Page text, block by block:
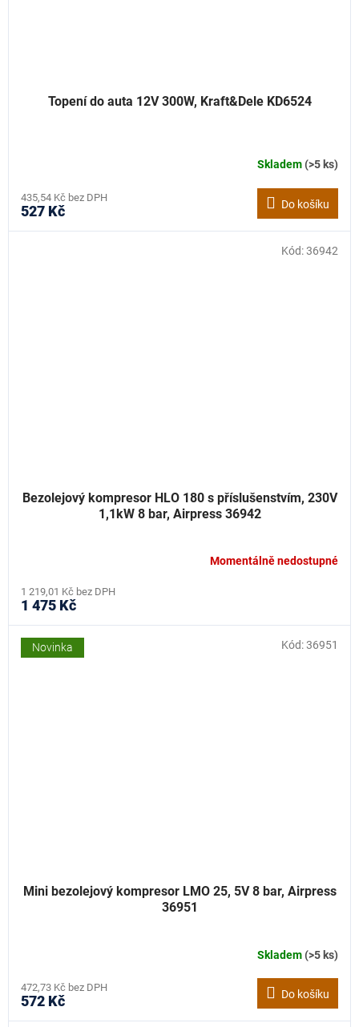
Topení do auta 12V 300W, Kraft&Dele KD6524
Skladem(>5 ks)
435,54 Kč bez DPH
527 Kč Do košíku
Bezolejový kompresor HLO 180 s příslušenstvím, 230V
1,1kW 8 bar, Airpress 36942
Momentálně nedostupné
1 219,01 Kč bez DPH
1 475 Kč
Kód:36942
Novinka
Mini bezolejový kompresor LMO 25, 5V 8 bar, Airpress
36951
Skladem(>5 ks)
472,73 Kč bez DPH
572 Kč Do košíku
Kód:36951